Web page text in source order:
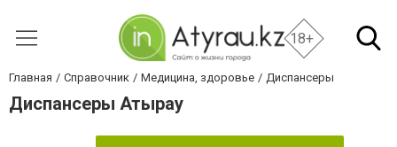
18+
Главная Справочник Медицина, здоровье Диспансеры
Диспансеры Атырау